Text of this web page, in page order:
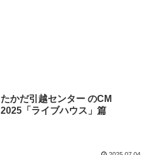
たかだ引越センター のCM
2025「ライブハウス」篇